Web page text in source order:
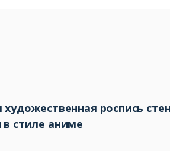
художественная роспись
стиле аниме